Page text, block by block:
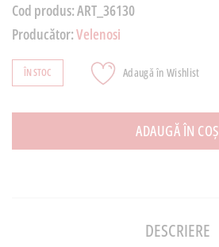
Cod produs:ART_36130
Producător:Velenosi
ÎN STOC Adaugă în Wishlist
ADAUGĂ ÎN COȘ
DESCRIERE